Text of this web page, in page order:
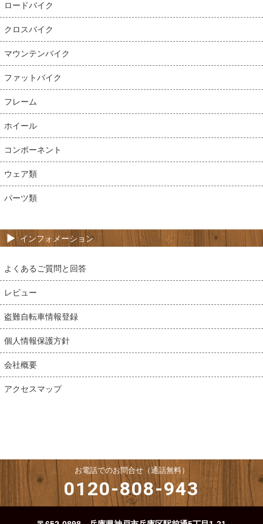
ロードバイク
クロスバイク
マウンテンバイク
ファットバイク
フレーム
ホイール
コンポーネント
ウェア類
パーツ類
インフォメーション
よくあるご質問と回答
レビュー
盗難自転車情報登録
個人情報保護方針
会社概要
アクセスマップ
お電話でのお問合せ（通話無料）
0120-808-943